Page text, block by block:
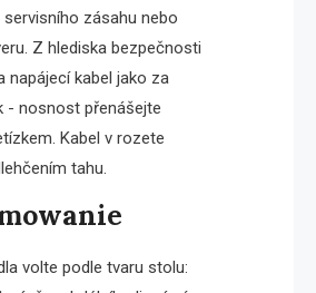
zásahu nebo
Z hlediska bezpečnosti
napájecí kabel jako za
- nosnost přenášejte
Kabel v rozete
tahu.
volte podle tvaru stolu: